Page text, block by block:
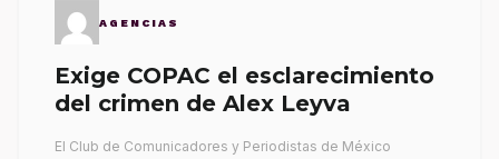
AGENCIAS
Exige COPAC el esclarecimiento
del crimen de Alex Leyva
El Club de Comunicadores y Periodistas de México